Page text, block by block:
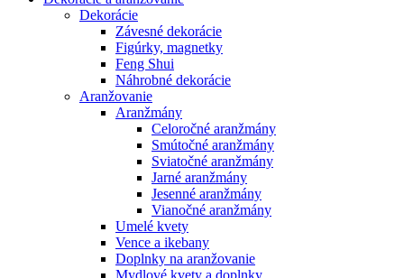
Dekorácie
Závesné dekorácie
Figúrky, magnetky
Feng Shui
Náhrobné dekorácie
Aranžovanie
Aranžmány
Celoročné aranžmány
Smútočné aranžmány
Sviatočné aranžmány
Jarné aranžmány
Jesenné aranžmány
Vianočné aranžmány
Umelé kvety
Vence a ikebany
Doplnky na aranžovanie
Mydlové kvety a doplnky